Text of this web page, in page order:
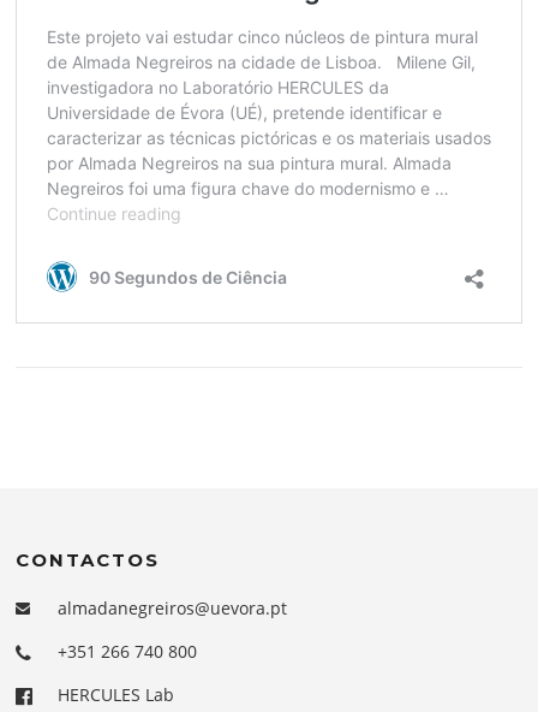
CONTACTOS
almadanegreiros@uevora.pt
+351 266 740 800
HERCULES Lab